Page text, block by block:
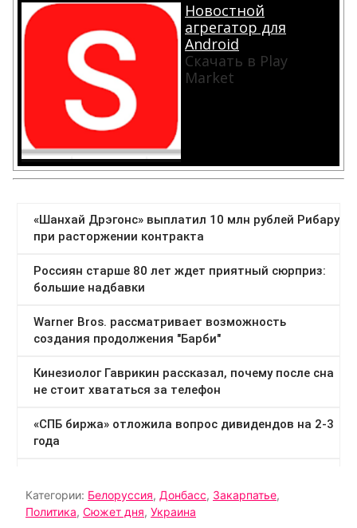
Новостной
агрегатор для
Android
Скачать в Play
Market
Категории: Белоруссия, Донбасс, Закарпатье,
Политика, Сюжет дня, Украина